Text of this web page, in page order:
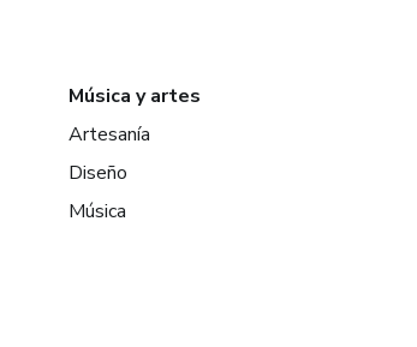
Música y artes
Artesanía
Diseño
Música